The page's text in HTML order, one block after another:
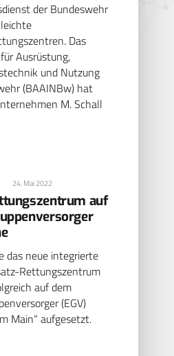
der Bundeswehr
Das
Ausrüstung,
und Nutzung
(BAAINBw) hat
M. Schall
24. Mai 2022
auf
das neue integrierte
Rettungszentrum
auf dem
(EGV)
Main“ aufgesetzt.